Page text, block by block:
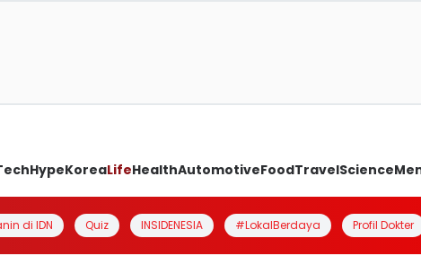
HypeKoreaLifeHealthAutomotiveFoodTravelScience
di IDN Quiz INSIDENESIA #LokalBerdaya Profil Dokter